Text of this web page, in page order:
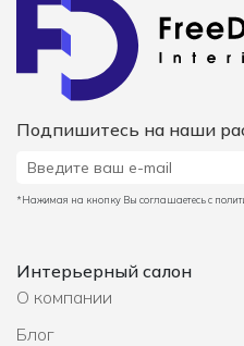
Интерьерный салон
О компании
Блог
Подпишитесь на наши
*Нажимая на кнопку Вы соглашаетесь с